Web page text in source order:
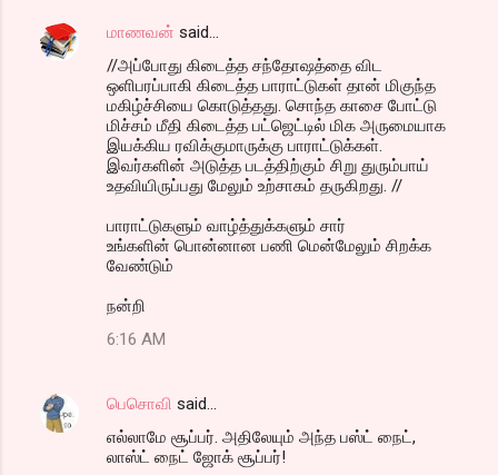
மாணவன் said…
//அப்போது கிடைத்த சந்தோஷத்தை விட
ஒளிபரப்பாகி கிடைத்த பாராட்டுகள் தான் மிகுந்த
மகிழ்ச்சியை கொடுத்தது. சொந்த காசை போட்டு
மிச்சம் மீதி கிடைத்த பட்ஜெட்டில் மிக அருமையாக
இயக்கிய ரவிக்குமாருக்கு பாராட்டுக்கள்.
இவர்களின் அடுத்த படத்திற்கும் சிறு துரும்பாய்
உதவியிருப்பது மேலும் உற்சாகம் தருகிறது. //
பாராட்டுகளும் வாழ்த்துக்களும் சார்
உங்களின் பொன்னான பணி மென்மேலும் சிறக்க
வேண்டும்
நன்றி
6:16 AM
பெசொவி said…
எல்லாமே சூப்பர். அதிலேயும் அந்த பஸ்ட் நைட்,
லாஸ்ட் நைட் ஜோக் சூப்பர்!